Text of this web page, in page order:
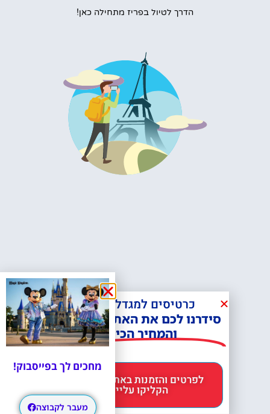
הדרך לטיול בפריז מתחילה כאן!
כרטיסים למגדל אייפל?
סידרנו לכם את האתר הכי אמין -
והמחיר הכי זול!
הקליקו עליי 😊
מחכים לך בפייסבוק!
מעבר לקבוצה